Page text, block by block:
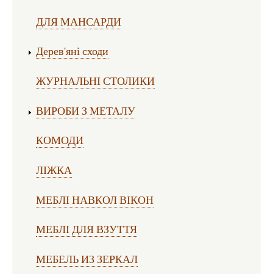
ДЛЯ МАНСАРДИ
Дерев'яні сходи
ЖУРНАЛЬНІ СТОЛИКИ
ВИРОБИ З МЕТАЛУ
КОМОДИ
ЛІЖКА
МЕБЛІ НАВКОЛ ВІКОН
МЕБЛІ ДЛЯ ВЗУТТЯ
МЕБЕЛЬ ИЗ ЗЕРКАЛ